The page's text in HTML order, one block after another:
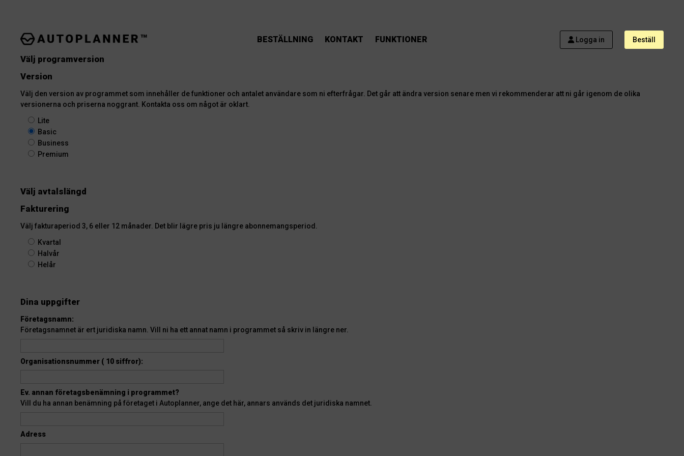
BESTÄLLNING KONTAKT FUNKTIONER Logga in Beställ
Välj programversion
Version
Välj den version av programmet som innehåller de funktioner och antalet användare som ni efterfrågar. Det går att ändra version senare men vi rekommenderar att ni går igenom de olika
versionerna och priserna noggrant. Kontakta oss om något är oklart.
Lite
Basic
Business
Premium
Välj avtalslängd
Fakturering
Välj fakturaperiod 3, 6 eller 12 månader. Det blir lägre pris ju längre abonnemangsperiod.
Kvartal
Halvår
Helår
Dina uppgifter
Företagsnamn:
Företagsnamnet är ert juridiska namn. Vill ni ha ett annat namn i programmet så skriv in längre ner.
Organisationsnummer ( 10 siffror):
Ev. annan företagsbenämning i programmet?
Vill du ha annan benämning på företaget i Autoplanner, ange det här, annars används det juridiska namnet.
Adress